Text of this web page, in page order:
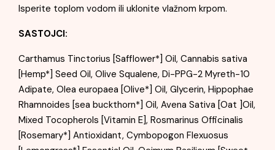
Isperite toplom vodom ili uklonite vlažnom krpom.
SASTOJCI:
Carthamus Tinctorius [Safflower*] Oil, Cannabis sativa
[Hemp*] Seed Oil, Olive Squalene, Di-PPG-2 Myreth-10
Adipate, Olea europaea [Olive*] Oil, Glycerin, Hippophae
Rhamnoides [sea buckthorn*] Oil, Avena Sativa [Oat ]Oil,
Mixed Tocopherols [Vitamin E], Rosmarinus Officinalis
[Rosemary*] Antioxidant, Cymbopogon Flexuosus